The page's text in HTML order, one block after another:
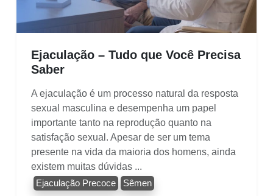
Ejaculação – Tudo que Você Precisa
Saber
A ejaculação é um processo natural da resposta
sexual masculina e desempenha um papel
importante tanto na reprodução quanto na
satisfação sexual. Apesar de ser um tema
presente na vida da maioria dos homens, ainda
existem muitas dúvidas ...
Ejaculação Precoce Sêmen